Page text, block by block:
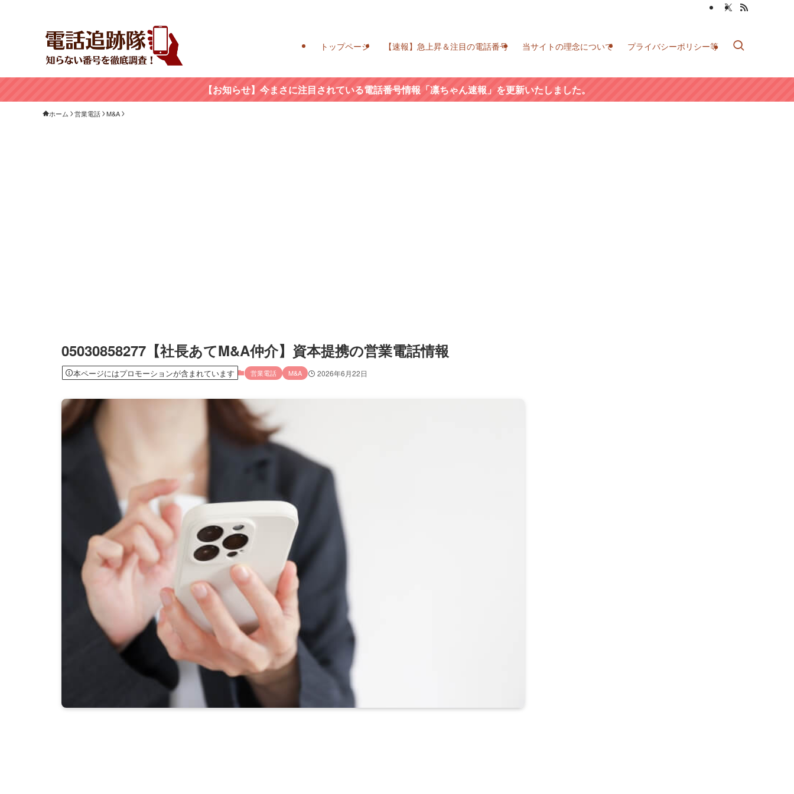
トップページ 【速報】急上昇＆注目の電話番号 当サイトの理念について プライバシーポリシー等
【お知らせ】今まさに注目されている電話番号情報「凛ちゃん速報」を更新いたしました。
ホーム 営業電話 M&A
05030858277【社長あてM&A仲介】資本提携の営業電話情報
本ページにはプロモーションが含まれています 営業電話 M&A 2026年6月22日